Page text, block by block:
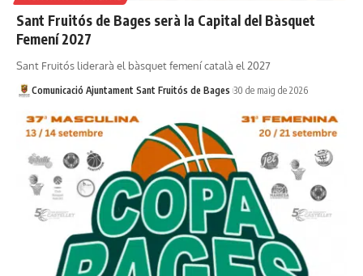
Sant Fruitós de Bages serà la Capital del Bàsquet
Femení 2027
Sant Fruitós liderarà el bàsquet femení català el 2027
Comunicació Ajuntament Sant Fruitós de Bages 30 de maig de 2026